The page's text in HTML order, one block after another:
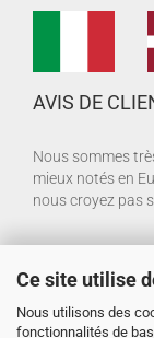
Ce site utilise
Nous utilisons des
fonctionnalités de
AVIS DE
Nous sommes
mieux notés en
nous croyez pas